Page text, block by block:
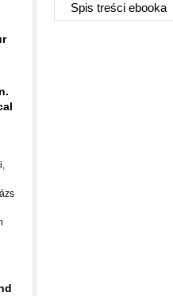
Spis treści ebooka
,